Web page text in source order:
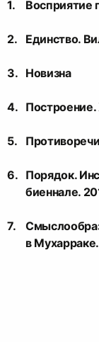
Восприятие
Единство.
Новизна
Порядок.
биеннале.
в